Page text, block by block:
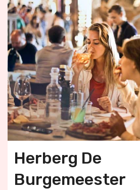
Herberg De
Burgemeester